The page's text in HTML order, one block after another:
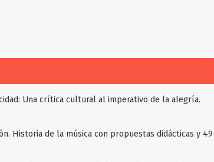
Una crítica cultural al imperativo de la alegría.
Historia de la música con propuestas didácticas y 49